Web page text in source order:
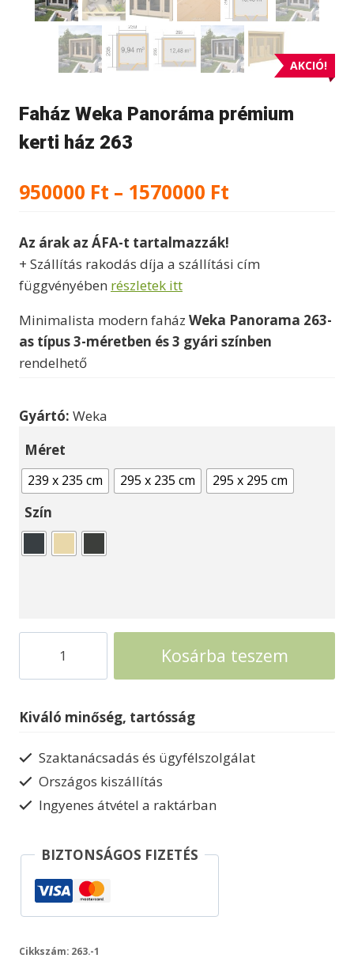
AKCIÓ!
Faház Weka Panoráma prémium
kerti ház 263
950000 Ft – 1570000 Ft
-
Az árak az ÁFA-t tartalmazzák!
+ Szállítás rakodás díja a szállítási cím
függvényében részletek itt
Minimalista modern faház Weka Panorama 263-
as típus 3-méretben és 3 gyári színben
rendelhető
Gyártó: Weka
Méret
239 x 235 cm 295 x 235 cm 295 x 295 cm
Szín
Panoráma
kerti
ház
mennyiség
Kosárba teszem
Kiváló minőség, tartósság
Szaktanácsadás és ügyfélszolgálat
Országos kiszállítás
Ingyenes átvétel a raktárban
BIZTONSÁGOS FIZETÉS
Cikkszám: 263.-1